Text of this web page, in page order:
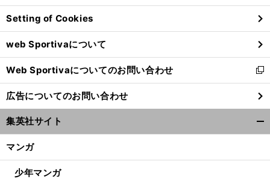
「
目
！
」
ン
ド
ウ
で
開
く
Setting of Cookies
web Sportivaについて
Web Sportivaについてのお問い合わせ
新
し
い
ウ
ィ
ン
ウ
広告についてのお問い合わせ
集英社サイト
マンガ
少年マンガ